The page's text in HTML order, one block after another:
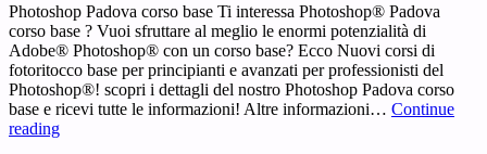
Photoshop Padova corso base Ti interessa Photoshop® Padova
corso base ? Vuoi sfruttare al meglio le enormi potenzialità di
Adobe® Photoshop® con un corso base? Ecco Nuovi corsi di
fotoritocco base per principianti e avanzati per professionisti del
Photoshop®! scopri i dettagli del nostro Photoshop Padova corso
base e ricevi tutte le informazioni! Altre informazioni… Continue
readingPhotoshop